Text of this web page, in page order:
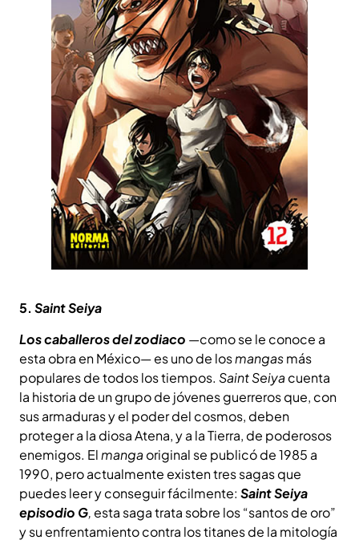
5. Saint Seiya
Los caballeros del zodiaco —como se le conoce a
esta obra en México— es uno de losmangasmás
populares de todos los tiempos. Saint Seiya cuenta
la historia de un grupo de jóvenes guerreros que, con
sus armaduras y el poder del cosmos, deben
proteger a la diosa Atena, y a la Tierra, de poderosos
enemigos. Elmanga original se publicó de 1985 a
1990, pero actualmente existen tres sagas que
puedes leer y conseguir fácilmente: Saint Seiya
episodio G,esta saga trata sobre los “santos de oro”
y su enfrentamiento contra los titanes de la mitología